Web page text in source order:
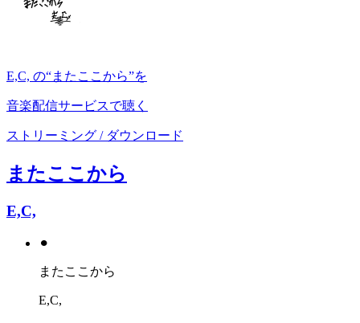
E,C, の“またここから”を
音楽配信サービスで聴く
ストリーミング / ダウンロード
またここから
E,C,
⚫︎
またここから
E,C,